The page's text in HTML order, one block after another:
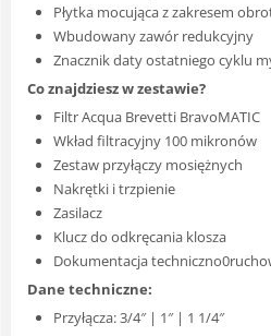
Płytka mocująca z zakresem
Wbudowany zawór redukcyjny
Znacznik daty ostatniego cyklu
Co znajdziesz w zestawie?
Filtr Acqua Brevetti BravoMATIC
Wkład filtracyjny 100 mikronów
Zestaw przyłączy mosiężnych
Nakrętki i trzpienie
Zasilacz
Klucz do odkręcania klosza
Dokumentacja
Dane techniczne:
Przyłącza: 3/4″ | 1″ | 1 1/4″